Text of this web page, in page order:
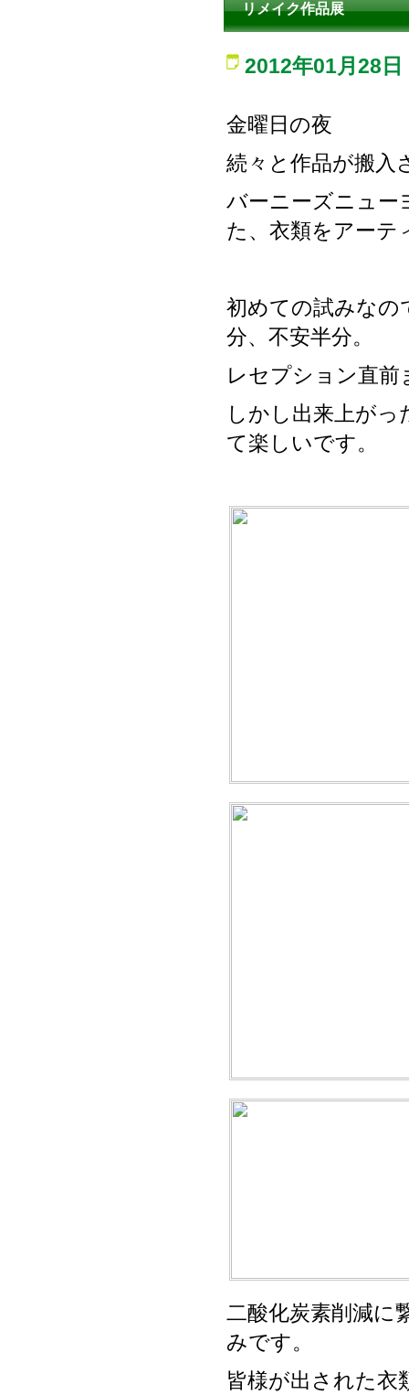
リメイク作品展
2012年01月28日
金曜日の夜
続々と作品が搬入
バーニーズニュ
た、衣類をアーテ
初めての試みなの
分、不安半分。
レセプション直前
しかし出来上が
て楽しいです。
二酸化炭素削減に
みです。
皆様が出された衣